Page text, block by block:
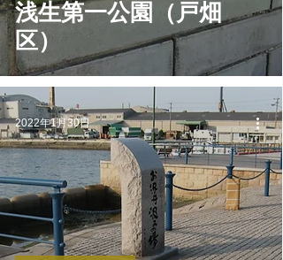
浅生第一公園（戸畑
区）
2022年1月30日